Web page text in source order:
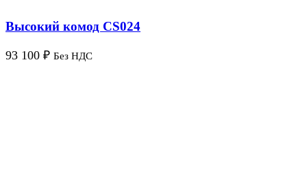
Высокий комод CS024
93 100 ₽ Без НДС